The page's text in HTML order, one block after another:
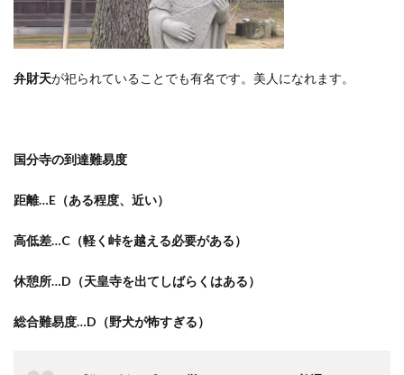
弁財天が祀られていることでも有名です。 美人になれます。
国分寺の到達難易度
距離…E （ある程度、近い）
高低差…C （軽く峠を越える必要がある）
休憩所…D （天皇寺を出てしばらくはある）
総合難易度…D （野犬が怖すぎる）